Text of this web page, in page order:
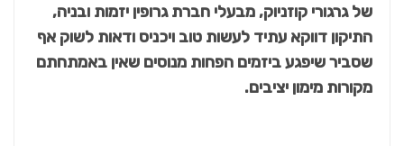
של גרגורי קוזניוק, מבעלי חברת גרופין יזמות ובניה,
התיקון דווקא עתיד לעשות טוב ויכניס ודאות לשוק אף
שסביר שיפגע ביזמים הפחות מנוסים שאין באמתחתם
מקורות מימון יציבים.